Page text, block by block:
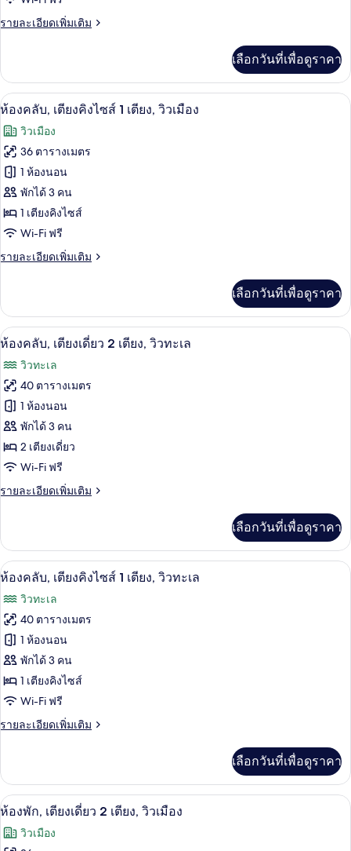
เตียง
เดี่ยว
เตียง,
วิว
เมือง
รายละเอียดเพิ่มเติม
ราย
เกี่ยว
กับ
ห้อง
เตียง
เดี่ยว
เตียง,
วิว
เมือง
เลือกวันที่เพื่อดูราคา
เปิด
ภาพถ่าย
ทั้งหมด
ของ
ห้อง
คลับ,
เตียง
คิง
1
เตียง,
วิว
เมือง
วิวเมือง
9
ห้องคลับ, เตียงคิงไซส์ 1 เตียง, วิวเมือง
วิวเมือง
36 ตารางเมตร
1 ห้องนอน
พักได้ 3 คน
1 เตียงคิงไซส์
Wi-Fi ฟรี
รายละเอียดเพิ่มเติม
ราย
เกี่ยว
กับ
ห้อง
เตียง
คิง
ไซส์
เตียง,
วิว
เมือง
เลือกวันที่เพื่อดูราคา
เปิด
ภาพถ่าย
ทั้งหมด
ของ
ห้อง
คลับ,
เตียง
เดี่ยว
เตียง,
วิว
ทะเล
เครื่องนอนระดับพรีเมียม, เตียงพร้อม
9
ห้องคลับ, เตียงเดี่ยว 2 เตียง, วิวทะเล
วิวทะเล
40 ตารางเมตร
1 ห้องนอน
พักได้ 3 คน
2 เตียงเดี่ยว
Wi-Fi ฟรี
รายละเอียดเพิ่มเติม
ราย
เกี่ยว
กับ
ห้อง
เตียง
เดี่ยว
เตียง,
วิว
ทะเล
เลือกวันที่เพื่อดูราคา
เปิด
ภาพถ่าย
ทั้งหมด
ของ
ห้อง
คลับ,
เตียง
คิง
1
เตียง,
วิว
ทะเล
เครื่องนอนระดับพรีเมียม, เตียงพร้อม
9
ห้องคลับ, เตียงคิงไซส์ 1 เตียง, วิวทะเล
วิวทะเล
40 ตารางเมตร
1 ห้องนอน
พักได้ 3 คน
1 เตียงคิงไซส์
Wi-Fi ฟรี
รายละเอียดเพิ่มเติม
ราย
เกี่ยว
กับ
ห้อง
เตียง
เลือกวันที่เพื่อดูราคา
เปิด
ภาพถ่าย
เครื่องนอนระดับพรีเมียม, เตียงพร้อม
7
ห้องพัก, เตียงเดี่ยว 2 เตียง, วิวเมือง
วิวเมือง